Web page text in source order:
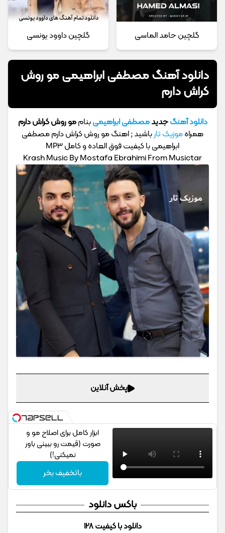
گلچین حامد الماسی گلچین داوود یونسی
دانلود آهنگ مصطفی ابراهیمی مو روش
کراش دارم
دانلود آهنگجدیدمصطفی ابراهیمیبناممو روش کراش دارم
همراهموزیک تارباشید ; اهنگ مو روش کراش دارم مصطفی
ابراهیمی با کیفیت فوق العاده و کامل MP3
Krash Music By Mostafa Ebrahimi From Musictar
پخش آنلاین
ابزار کامل برای اصلاح مو و
صورت (قیمت رو ببینی باور
نمیکنی!)
باتخفیف بخر
باکس دانلود
دانلود با کیفیت 128